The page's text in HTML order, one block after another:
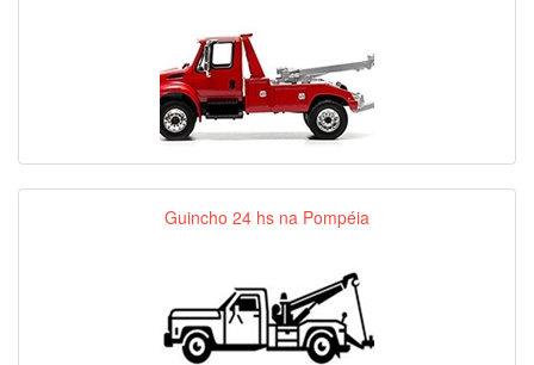
Guincho 24 hs na Pompéia